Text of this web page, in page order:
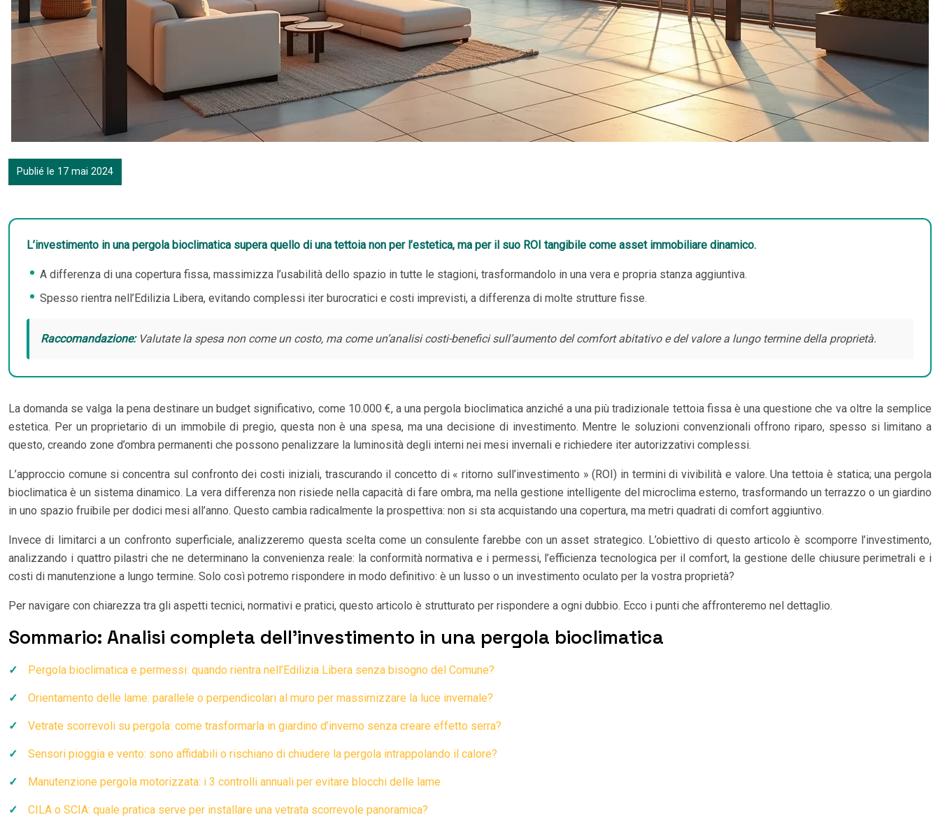
Publié le 17 mai 2024
L’investimento in una pergola bioclimatica supera quello di una tettoia non per l’estetica, ma per il suo ROI tangibile come asset immobiliare dinamico.
A differenza di una copertura fissa, massimizza l’usabilità dello spazio in tutte le stagioni, trasformandolo in una vera e propria stanza aggiuntiva.
Spesso rientra nell’Edilizia Libera, evitando complessi iter burocratici e costi imprevisti, a differenza di molte strutture fisse.
Raccomandazione:Valutate la spesa non come un costo, ma come un’analisi costi-benefici sull’aumento del comfort abitativo e del valore a lungo termine della proprietà.
La domanda se valga la pena destinare un budget significativo, come 10.000 €, a una pergola bioclimatica anziché a una più tradizionale tettoia fissa è una questione che va oltre la semplice
estetica. Per un proprietario di un immobile di pregio, questa non è una spesa, ma una decisione di investimento. Mentre le soluzioni convenzionali offrono riparo, spesso si limitano a
questo, creando zone d’ombra permanenti che possono penalizzare la luminosità degli interni nei mesi invernali e richiedere iter autorizzativi complessi.
L’approccio comune si concentra sul confronto dei costi iniziali, trascurando il concetto di « ritorno sull’investimento » (ROI) in termini di vivibilità e valore. Una tettoia è statica; una pergola
bioclimatica è un sistema dinamico. La vera differenza non risiede nella capacità di fare ombra, ma nella gestione intelligente del microclima esterno, trasformando un terrazzo o un giardino
in uno spazio fruibile per dodici mesi all’anno. Questo cambia radicalmente la prospettiva: non si sta acquistando una copertura, ma metri quadrati di comfort aggiuntivo.
Invece di limitarci a un confronto superficiale, analizzeremo questa scelta come un consulente farebbe con un asset strategico. L’obiettivo di questo articolo è scomporre l’investimento,
analizzando i quattro pilastri che ne determinano la convenienza reale: la conformità normativa e i permessi, l’efficienza tecnologica per il comfort, la gestione delle chiusure perimetrali e i
costi di manutenzione a lungo termine. Solo così potremo rispondere in modo definitivo: è un lusso o un investimento oculato per la vostra proprietà?
Per navigare con chiarezza tra gli aspetti tecnici, normativi e pratici, questo articolo è strutturato per rispondere a ogni dubbio. Ecco i punti che affronteremo nel dettaglio.
Sommario: Analisi completa dell’investimento in una pergola bioclimatica
Pergola bioclimatica e permessi: quando rientra nell’Edilizia Libera senza bisogno del Comune?
Orientamento delle lame: parallele o perpendicolari al muro per massimizzare la luce invernale?
Vetrate scorrevoli su pergola: come trasformarla in giardino d’inverno senza creare effetto serra?
Sensori pioggia e vento: sono affidabili o rischiano di chiudere la pergola intrappolando il calore?
Manutenzione pergola motorizzata: i 3 controlli annuali per evitare blocchi delle lame
CILA o SCIA: quale pratica serve per installare una vetrata scorrevole panoramica?